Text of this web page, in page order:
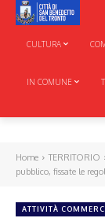
CULTURA
IN COMUNE
Home TERRITORIO
pubblico, fissate le
ATTIVITÀ